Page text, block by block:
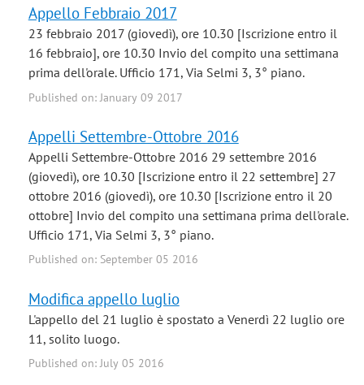
Appello Febbraio 2017
23 febbraio 2017 (giovedì), ore 10.30 [Iscrizione entro il
16 febbraio], ore 10.30 Invio del compito una settimana
prima dell'orale. Ufficio 171, Via Selmi 3, 3° piano.
Published on: January 09 2017
Appelli Settembre-Ottobre 2016
Appelli Settembre-Ottobre 2016 29 settembre 2016
(giovedì), ore 10.30 [Iscrizione entro il 22 settembre] 27
ottobre 2016 (giovedì), ore 10.30 [Iscrizione entro il 20
ottobre] Invio del compito una settimana prima dell'orale.
Ufficio 171, Via Selmi 3, 3° piano.
Published on: September 05 2016
Modifica appello luglio
L'appello del 21 luglio è spostato a Venerdì 22 luglio ore
11, solito luogo.
Published on: July 05 2016